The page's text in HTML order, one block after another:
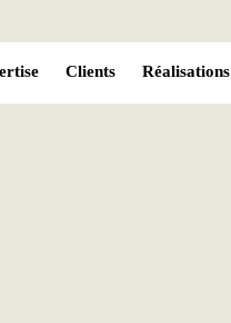
Clients Réalisations